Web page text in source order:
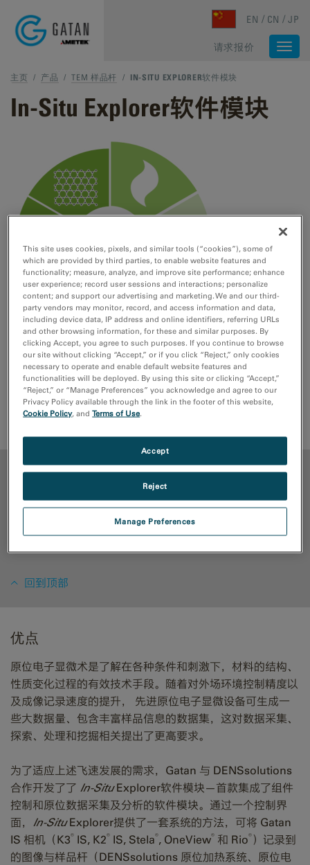
EN CN JP
请求报价
主页 / 产品 /TEM 样品杆 / IN-SITU EXPLORER软件模块
In-Situ Explorer软件模块
DigitalMicrograph 软件目前提供完整的原位控制和数据处
理功能
请求报价 售后服务
优点
媒体库
回到顶部
优点
原位电子显微术是了解在各种条件和刺激下，材料的结构、
性质变化过程的有效技术手段。随着对外场环境控制精度以
及成像记录速度的提升， 先进原位电子显微设备可生成一
些大数据量、包含丰富样品信息的数据集，这对数据采集、
探索、处理和挖掘相关提出了更高要求。
为了适应上述飞速发展的需求，Gatan 与 DENSsolutions
合作开发了了 In-SituExplorer软件模块—首款集成了组件
控制和原位数据采集及分析的软件模块。通过一个控制界
面， In-SituExplorer提供了一套系统的方法，可将 Gatan
IS 相机（K3® IS, K2® IS, Stela®, OneView® 和 Rio® ）记录到
的图像与样品杆（DENSsolutions 原位加热系统、原位电
This site uses cookies, pixels, and similar tools (“cookies”), some of
which are provided by third parties, to enable website features and
functionality; measure, analyze, and improve site performance; enhance
user experience; record user sessions and interactions; personalize
content; and support our advertising and marketing. We and our third-
party vendors may monitor, record, and access information and data,
including device data, IP address and online identifiers, referring URLs
and other browsing information, for these and similar purposes. By
clicking Accept, you agree to such purposes. If you continue to browse
our site without clicking “Accept,” or if you click “Reject,” only cookies
necessary to operate and enable default website features and
functionalities will be deployed. By using this site or clicking “Accept,”
“Reject,” or “Manage Preferences” you acknowledge and agree to our
Privacy Policy available through the link in the footer of this website,
Cookie Policy, andTerms of Use.
Manage Preferences
Reject
Accept